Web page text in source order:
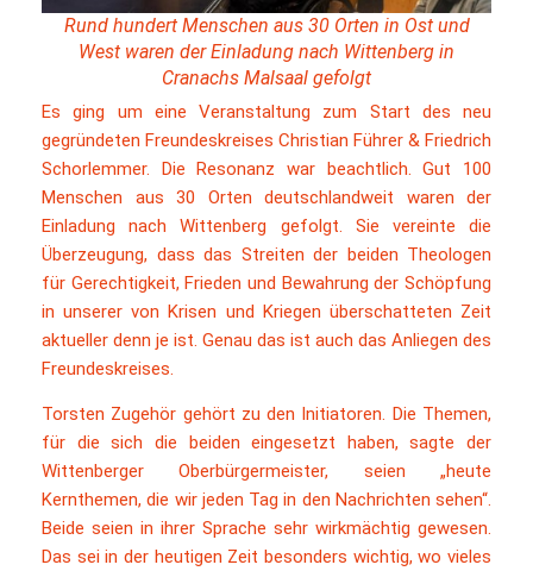
Rund hundert Menschen aus 30 Orten in Ost und
West waren der Einladung nach Wittenberg in
Cranachs Malsaal gefolgt
Es ging um eine Veranstaltung zum Start des neu
gegründeten Freundeskreises Christian Führer & Friedrich
Schorlemmer. Die Resonanz war beachtlich. Gut 100
Menschen aus 30 Orten deutschlandweit waren der
Einladung nach Wittenberg gefolgt. Sie vereinte die
Überzeugung, dass das Streiten der beiden Theologen
für Gerechtigkeit, Frieden und Bewahrung der Schöpfung
in unserer von Krisen und Kriegen überschatteten Zeit
aktueller denn je ist. Genau das ist auch das Anliegen des
Freundeskreises.
Torsten Zugehör gehört zu den Initiatoren. Die Themen,
für die sich die beiden eingesetzt haben, sagte der
Wittenberger Oberbürgermeister, seien „heute
Kernthemen, die wir jeden Tag in den Nachrichten sehen“.
Beide seien in ihrer Sprache sehr wirkmächtig gewesen.
Das sei in der heutigen Zeit besonders wichtig, wo vieles